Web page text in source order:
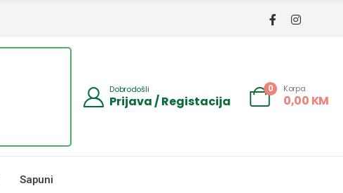
Dobrodošli
Prijava / Registacija
0 Korpa
0,00 KM
Sapuni